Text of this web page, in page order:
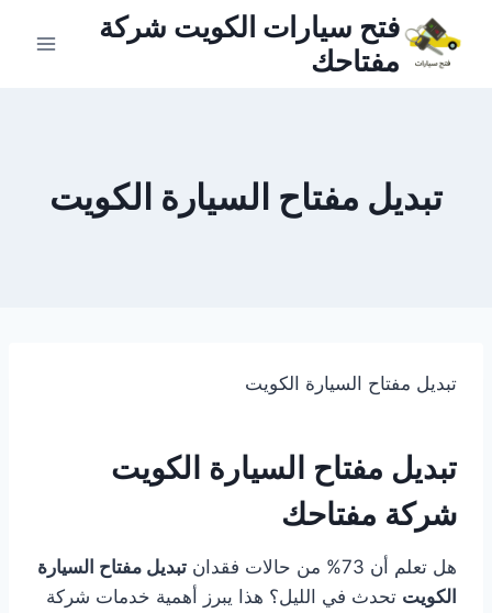
المحتوى
فتح سيارات الكويت شركة
مفتاحك
تبديل مفتاح السيارة الكويت
تبديل مفتاح السيارة الكويت
تبديل مفتاح السيارة الكويت
شركة مفتاحك
هل تعلم أن 73% من حالات فقدان
تبديل مفتاح السيارة
الكويت تحدث في الليل؟ هذا يبرز أهمية خدمات شركة